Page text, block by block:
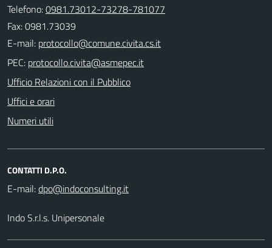
Telefono:0981.73012-73278-781077
Fax: 0981.73039
E-mail:
PEC:
Ufficio Relazioni con il Pubblico
Uffici e orari
Numeri utili
CONTATTI D.P.O.
E-mail:
Indo S.r.l.s. Unipersonale